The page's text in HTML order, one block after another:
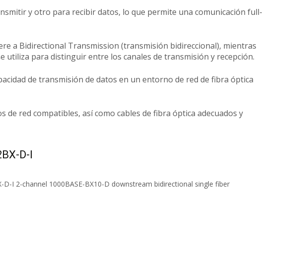
y otro para recibir datos, lo que permite una comunicación full-
a Bidirectional Transmission (transmisión bidireccional), mientras
utiliza para distinguir entre los canales de transmisión y recepción.
de transmisión de datos en un entorno de red de fibra óptica
de red compatibles, así como cables de fibra óptica adecuados y
D-I
D-I 2-channel 1000BASE-BX10-D downstream bidirectional single fiber